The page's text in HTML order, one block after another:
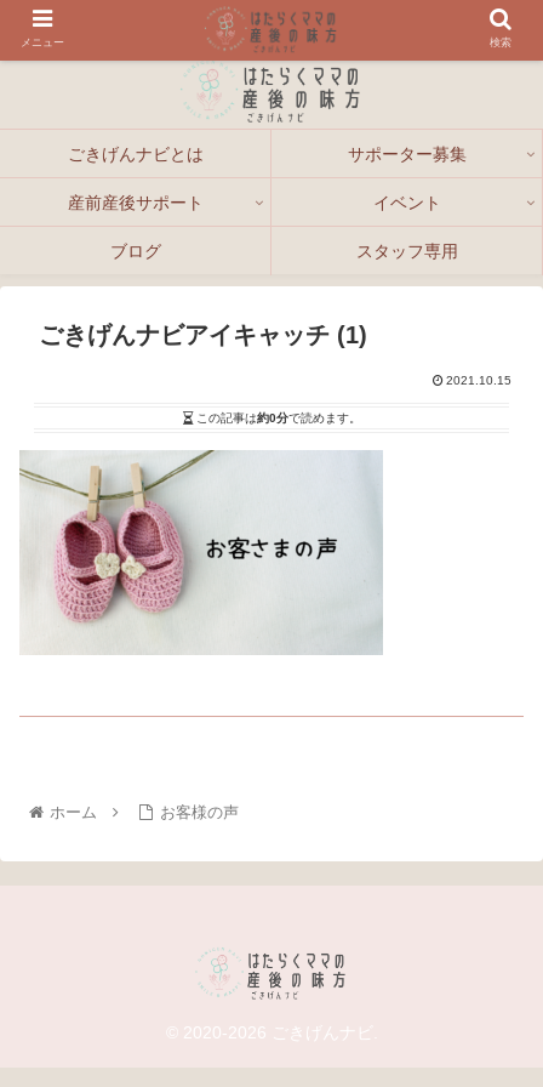
ごきげんナビとは サポーター募集
産前産後サポート イベント
ブログ スタッフ専用
ごきげんナビアイキャッチ (1)
2021.10.15
この記事は約0分で読めます。
ホーム お客様の声
© 2020-2026 ごきげんナビ.
メニュー 検索